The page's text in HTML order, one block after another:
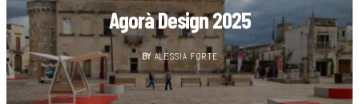
Agorà Design 2025
BY ALESSIA FORTE